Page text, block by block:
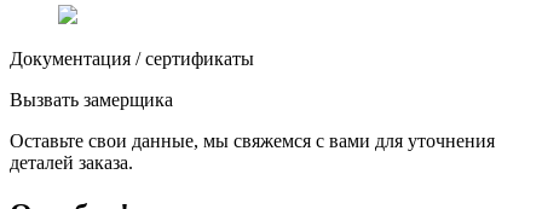
Документация / сертификаты
Вызвать замерщика
Оставьте свои данные, мы свяжемся с вами для уточнения
деталей заказа.